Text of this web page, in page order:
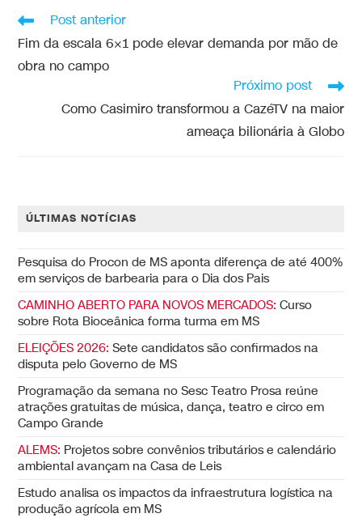
Post anterior
Fim da escala 6×1 pode elevar demanda por mão de
obra no campo
Próximo post
Como Casimiro transformou a CazéTV na maior
ameaça bilionária à Globo
ÚLTIMAS NOTÍCIAS
Pesquisa do Procon de MS aponta diferença de até 400%
em serviços de barbearia para o Dia dos Pais
CAMINHO ABERTO PARA NOVOS MERCADOS: Curso
sobre Rota Bioceânica forma turma em MS
ELEIÇÕES 2026: Sete candidatos são confirmados na
disputa pelo Governo de MS
Programação da semana no Sesc Teatro Prosa reúne
atrações gratuitas de música, dança, teatro e circo em
Campo Grande
ALEMS: Projetos sobre convênios tributários e calendário
ambiental avançam na Casa de Leis
Estudo analisa os impactos da infraestrutura logística na
produção agrícola em MS